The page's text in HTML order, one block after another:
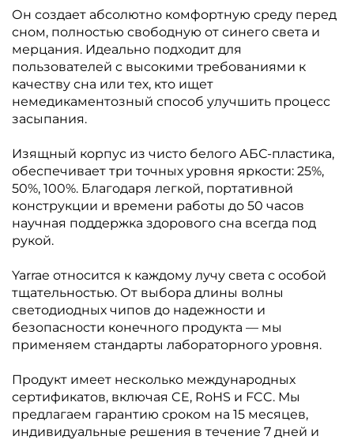
Он создает абсолютно комфортную среду перед
сном, полностью свободную от синего света и
мерцания. Идеально подходит для
пользователей с высокими требованиями к
качеству сна или тех, кто ищет
немедикаментозный способ улучшить процесс
засыпания.
Изящный корпус из чисто белого АБС-пластика,
обеспечивает три точных уровня яркости: 25%,
50%, 100%. Благодаря легкой, портативной
конструкции и времени работы до 50 часов
научная поддержка здорового сна всегда под
рукой.
Yarrae относится к каждому лучу света с особой
тщательностью. От выбора длины волны
светодиодных чипов до надежности и
безопасности конечного продукта — мы
применяем стандарты лабораторного уровня.
Продукт имеет несколько международных
сертификатов, включая CE, RoHS и FCC. Мы
предлагаем гарантию сроком на 15 месяцев,
индивидуальные решения в течение 7 дней и